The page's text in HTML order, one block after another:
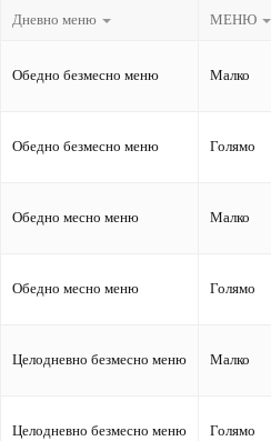
Дневно меню МЕНЮ
Обедно безмесно меню Малко
Обедно безмесно меню Голямо
Обедно месно меню Малко
Обедно месно меню Голямо
Целодневно безмесно меню Малко
Целодневно безмесно меню Голямо